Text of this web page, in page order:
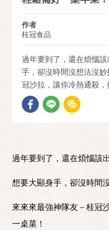
作者
桂冠食品
過年要到了，還在煩惱
手，卻沒時間沒想法沒
冠沙拉，讓你冷熱通殺，
過年要到了，還在煩惱該
想要大顯身手，卻沒時間
來來來最強神隊友－桂冠
一桌菜！